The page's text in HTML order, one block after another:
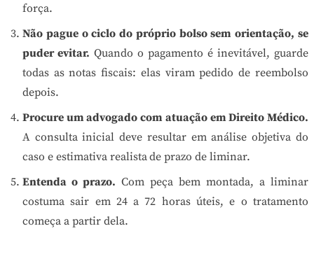
força.
Não pague o ciclo do próprio bolso sem orientação, se
puder evitar. Quando o pagamento é inevitável, guarde
todas as notas fiscais: elas viram pedido de reembolso
depois.
Procure um advogado com atuação em Direito Médico.
A consulta inicial deve resultar em análise objetiva do
caso e estimativa realista de prazo de liminar.
Entenda o prazo. Com peça bem montada, a liminar
costuma sair em 24 a 72 horas úteis, e o tratamento
começa a partir dela.